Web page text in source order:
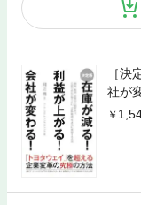
［
社が